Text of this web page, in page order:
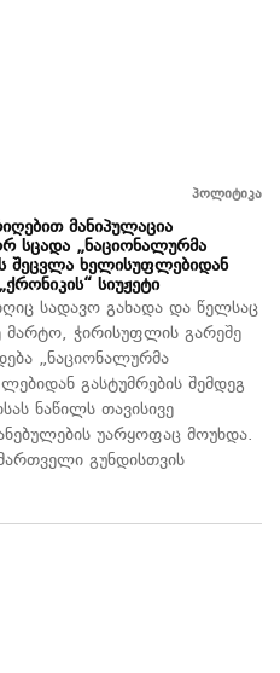
პოლიტიკა
მანიპულაცია
სცადა „ნაციონალურმა
შეცვლა ხელისუფლებიდან
სიუჟეტი
სადავო გახადა და წელსაც
მარტო, ჭირისუფლის გარეშე
„ნაციონალურმა
გასტუმრების შემდეგ
ნაწილს თავისივე
უარყოფაც მოუხდა.
გუნდისთვის